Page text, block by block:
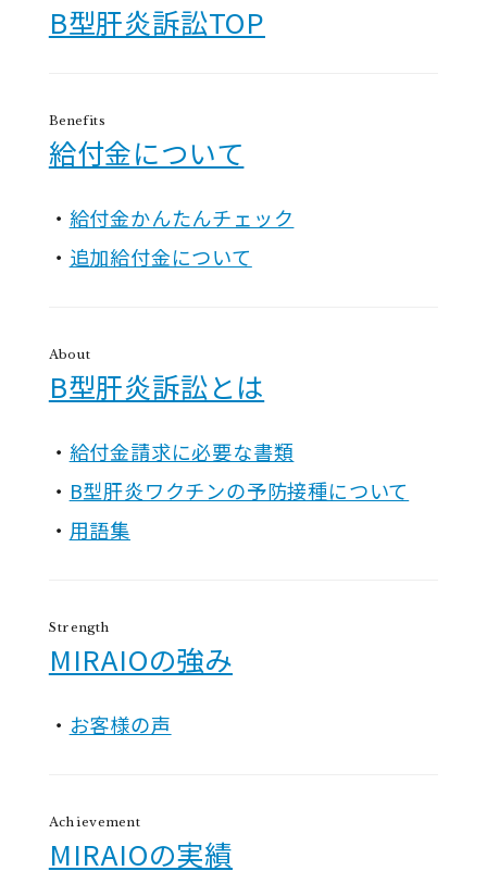
B型肝炎訴訟TOP
Benefits
給付金について
給付金かんたんチェック
追加給付金について
About
B型肝炎訴訟とは
給付金請求に必要な書類
B型肝炎ワクチンの予防接種について
用語集
Strength
MIRAIOの強み
お客様の声
Achievement
MIRAIOの実績